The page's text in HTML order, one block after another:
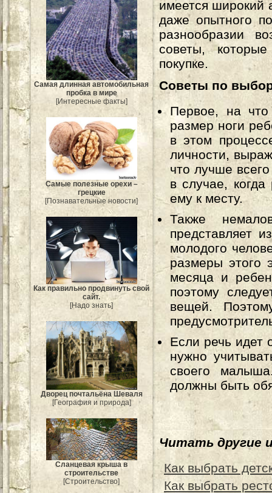
Самая длинная автомобильная
пробка в мире
[Интересные факты]
Самые полезные орехи –
грецкие
[Познавательные новости]
Как правильно продвинуть свой
сайт.
[Надо знать]
Дворец почтальёна Шеваля
[География и природа]
Сланцевая крыша в
строительстве
[Строительство]
имеется широкий
даже опытного
разнообразии
советы,
покупке.
Советы по
Первое, на что
размер ноги
в этом
личности,
что лучше
в случае,
ему к месту.
Также
представляет
молодого
размеры этого
месяца и
поэтому
вещей.
Если речь идет
нужно
своего
должны быть
Читать другие
Как выбрать
Как выбрать